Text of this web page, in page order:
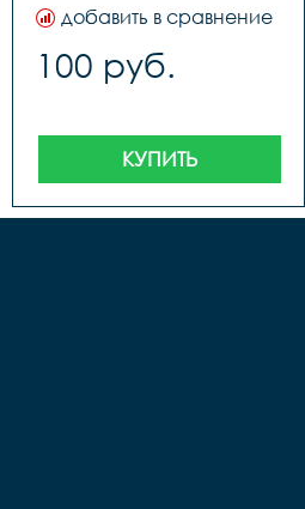
добавить в сравнение
100 руб.
КУПИТЬ